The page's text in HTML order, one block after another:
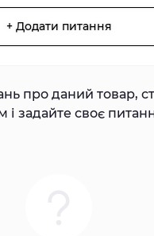
+ Додати питання
про даний товар,
задайте своє